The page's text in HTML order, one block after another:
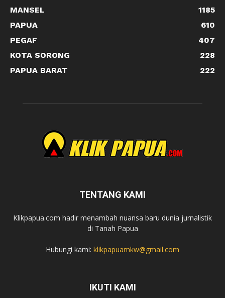
MANSEL
1185
PAPUA
610
PEGAF
407
KOTA SORONG
228
PAPUA BARAT
222
TENTANG KAMI
Klikpapua.com hadir menambah nuansa baru dunia jurnalistik
di Tanah Papua
Hubungi kami: klikpapuamkw@gmail.com
IKUTI KAMI